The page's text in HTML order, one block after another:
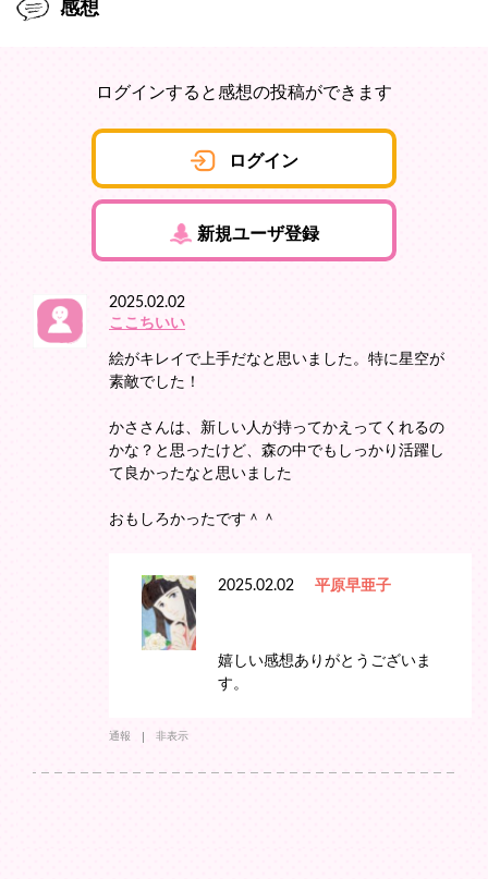
感想
ログインすると感想の投稿ができます
ログイン
新規ユーザ登録
2025.02.02
ここちいい
絵がキレイで上手だなと思いました。特に星空が
素敵でした！
かささんは、新しい人が持ってかえってくれるの
かな？と思ったけど、森の中でもしっかり活躍し
て良かったなと思いました
おもしろかったです＾＾
2025.02.02 平原早亜子
嬉しい感想ありがとうございま
す。
通報 非表示